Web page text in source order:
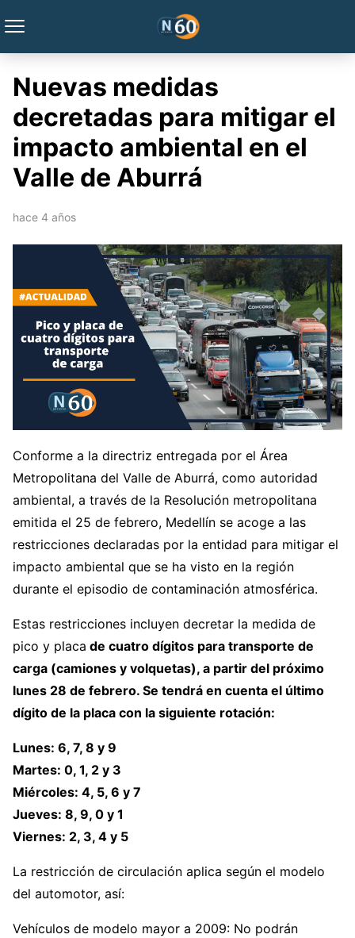
Nuevas medidas
decretadas para mitigar el
impacto ambiental en el
Valle de Aburrá
hace 4 años
Conforme a la directriz entregada por el Área
Metropolitana del Valle de Aburrá, como autoridad
ambiental, a través de la Resolución metropolitana
emitida el 25 de febrero, Medellín se acoge a las
restricciones declaradas por la entidad para mitigar el
impacto ambiental que se ha visto en la región
durante el episodio de contaminación atmosférica.
Estas restricciones incluyen decretar la medida de
pico y placa de cuatro dígitos para transporte de
carga (camiones y volquetas), a partir del próximo
lunes 28 de febrero. Se tendrá en cuenta el último
dígito de la placa con la siguiente rotación:
Lunes: 6, 7, 8 y 9
Martes: 0, 1, 2 y 3
Miércoles: 4, 5, 6 y 7
Jueves: 8, 9, 0 y 1
Viernes: 2, 3, 4 y 5
La restricción de circulación aplica según el modelo
del automotor, así:
Vehículos de modelo mayor a 2009: No podrán